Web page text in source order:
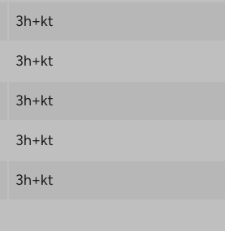
3h+kt
3h+kt
3h+kt
3h+kt
3h+kt